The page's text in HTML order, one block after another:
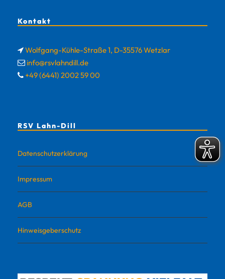
Kontakt
Wolfgang-Kühle-Straße 1, D-35576 Wetzlar
info@rsvlahndill.de
+49 (6441) 2002 59 00
RSV Lahn-Dill
Datenschutzerklärung
Impressum
AGB
Hinweisgeberschutz